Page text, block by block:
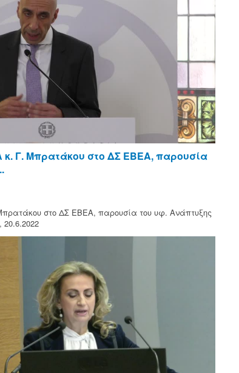
Γ. Μπρατάκου στο ΔΣ ΕΒΕΑ, παρουσία
στο ΔΣ ΕΒΕΑ, παρουσία του υφ. Ανάπτυξης